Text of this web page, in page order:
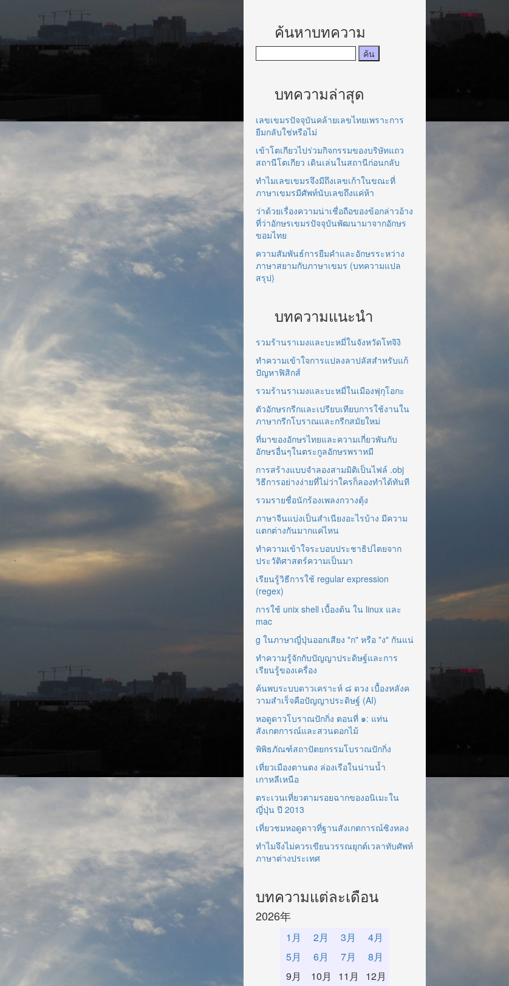
ค้นหาบทความ
บทความล่าสุด
เลขเขมรปัจจุบันคล้ายเลขไทยเพราะการ
ยืมกลับใช่หรือไม่
เข้าโตเกียวไปร่วมกิจกรรมของบริษัทแถว
สถานีโตเกียว เดินเล่นในสถานีก่อนกลับ
ทำไมเลขเขมรจึงมีถึงเลขเก้าในขณะที่
ภาษาเขมรมีศัพท์นับเลขถึงแค่ห้า
ว่าด้วยเรื่องความน่าเชื่อถือของข้อกล่าวอ้าง
ที่ว่าอักษรเขมรปัจจุบันพัฒนามาจากอักษร
ขอมไทย
ความสัมพันธ์การยืมคำและอักษรระหว่าง
ภาษาสยามกับภาษาเขมร (บทความแปล
สรุป)
บทความแนะนำ
รวมร้านราเมงและบะหมี่ในจังหวัดโทจิงิ
ทำความเข้าใจการแปลงลาปลัสสำหรับแก้
ปัญหาฟิสิกส์
รวมร้านราเมงและบะหมี่ในเมืองฟุกุโอกะ
ตัวอักษรกรีกและเปรียบเทียบการใช้งานใน
ภาษากรีกโบราณและกรีกสมัยใหม่
ที่มาของอักษรไทยและความเกี่ยวพันกับ
อักษรอื่นๆในตระกูลอักษรพราหมี
การสร้างแบบจำลองสามมิติเป็นไฟล์ .obj
วิธีการอย่างง่ายที่ไม่ว่าใครก็ลองทำได้ทันที
รวมรายชื่อนักร้องเพลงกวางตุ้ง
ภาษาจีนแบ่งเป็นสำเนียงอะไรบ้าง มีความ
แตกต่างกันมากแค่ไหน
ทำความเข้าใจระบอบประชาธิปไตยจาก
ประวัติศาสตร์ความเป็นมา
เรียนรู้วิธีการใช้ regular expression
(regex)
การใช้ unix shell เบื้องต้น ใน linux และ
mac
g ในภาษาญี่ปุ่นออกเสียง "ก" หรือ "ง" กันแน่
ทำความรู้จักกับปัญญาประดิษฐ์และการ
เรียนรู้ของเครื่อง
ค้นพบระบบดาวเคราะห์ ๘ ดวง เบื้องหลังค
วามสำเร็จคือปัญญาประดิษฐ์ (AI)
หอดูดาวโบราณปักกิ่ง ตอนที่ ๑: แท่น
สังเกตการณ์และสวนดอกไม้
พิพิธภัณฑ์สถาปัตยกรรมโบราณปักกิ่ง
เที่ยวเมืองตานตง ล่องเรือในน่านน้ำ
เกาหลีเหนือ
ตระเวนเที่ยวตามรอยฉากของอนิเมะใน
ญี่ปุ่น ปี 2013
เที่ยวชมหอดูดาวที่ฐานสังเกตการณ์ซิงหลง
ทำไมจึงไม่ควรเขียนวรรณยุกต์เวลาทับศัพท์
ภาษาต่างประเทศ
บทความแต่ละเดือน
2026年
1月 2月 3月
4月
5月
6月 7月
8月
9月
10月 11月 12月